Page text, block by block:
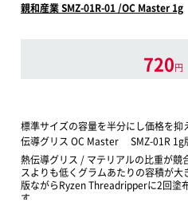
親和産業 SMZ-01R-01 /OC Master 1g
720円
標準サイズの容量を半分にし価格を
伝導グリス OC Master SMZ-01R 1g
熱伝導グリス / マテリアルの比重が競
スよりも低くグラムあたりの容積が
版ながらRyzen Threadripperに2回塗
す